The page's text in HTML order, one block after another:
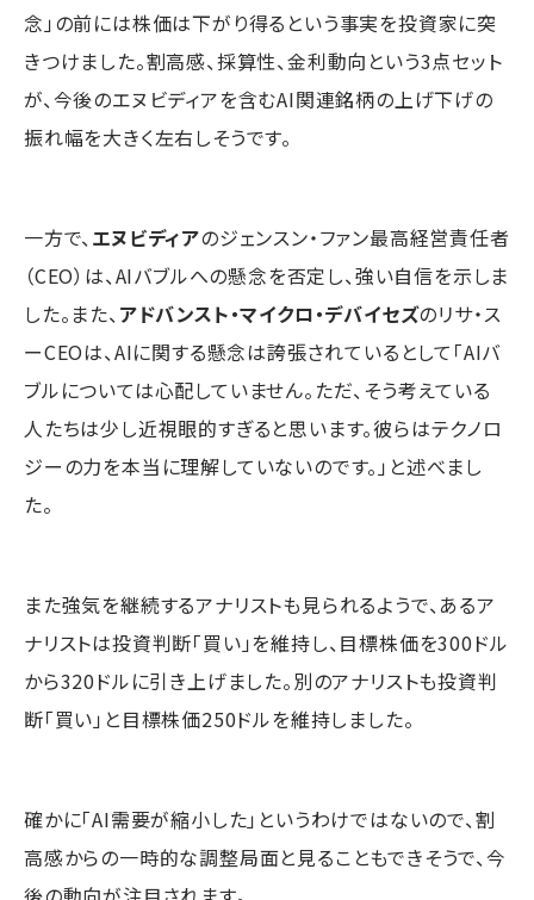
念」の前には株価は下がり得るという事実を投資家に突
きつけました。割高感、採算性、金利動向という3点セット
が、今後のエヌビディアを含むAI関連銘柄の上げ下げの
振れ幅を大きく左右しそうです。
一方で、エヌビディアのジェンスン・ファン最高経営責任者
（CEO）は、AIバブルへの懸念を否定し、強い自信を示しま
した。また、アドバンスト・マイクロ・デバイセズのリサ・ス
ーCEOは、AIに関する懸念は誇張されているとして「AIバ
ブルについては心配していません。ただ、そう考えている
人たちは少し近視眼的すぎると思います。彼らはテクノロ
ジーの力を本当に理解していないのです。」と述べまし
た。
また強気を継続するアナリストも見られるようで、あるア
ナリストは投資判断「買い」を維持し、目標株価を300ドル
から320ドルに引き上げました。別のアナリストも投資判
断「買い」と目標株価250ドルを維持しました。
確かに「AI需要が縮小した」というわけではないので、割
高感からの一時的な調整局面と見ることもできそうで、今